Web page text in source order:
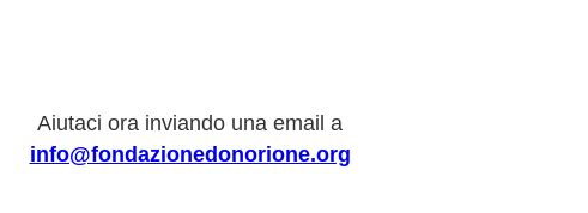
Aiutaci ora inviando una email a
info@fondazionedonorione.org